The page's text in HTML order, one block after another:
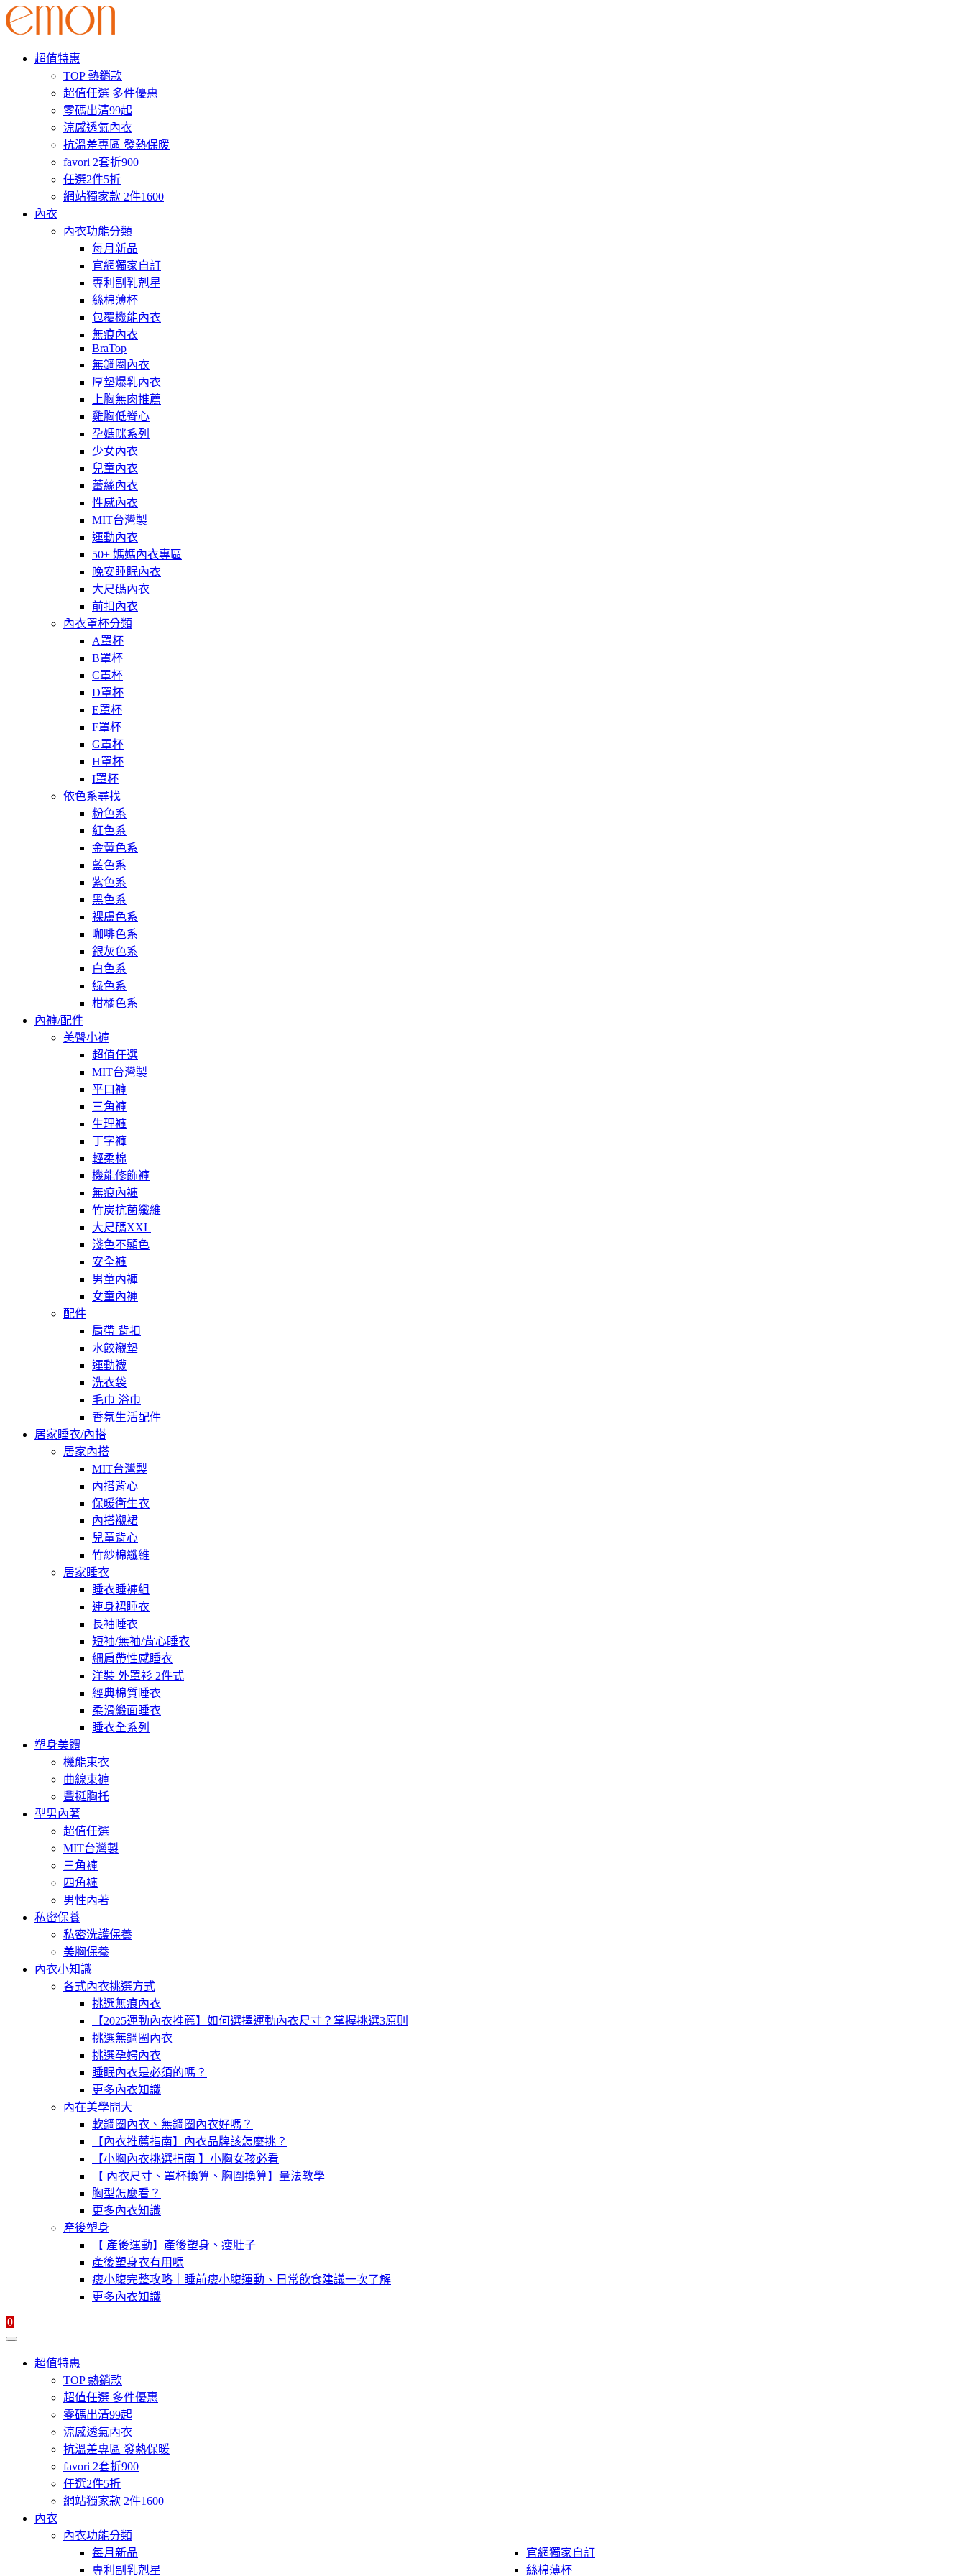
超值特惠
TOP 熱銷款
超值任選 多件優惠
零碼出清99起
涼感透氣內衣
抗溫差專區 發熱保暖
favori 2套折900
任選2件5折
網站獨家款 2件1600
內衣
內衣功能分類
每月新品
官網獨家自訂
專利副乳剋星
絲棉薄杯
包覆機能內衣
無痕內衣
BraTop
無鋼圈內衣
厚墊爆乳內衣
上胸無肉推薦
雞胸低脊心
孕媽咪系列
少女內衣
兒童內衣
蕾絲內衣
性感內衣
MIT台灣製
運動內衣
50+ 媽媽內衣專區
晚安睡眠內衣
大尺碼內衣
前扣內衣
內衣罩杯分類
A罩杯
B罩杯
C罩杯
D罩杯
E罩杯
F罩杯
G罩杯
H罩杯
I罩杯
依色系尋找
粉色系
紅色系
金黃色系
藍色系
紫色系
黑色系
裸膚色系
咖啡色系
銀灰色系
白色系
綠色系
柑橘色系
內褲/配件
美臀小褲
超值任選
MIT台灣製
平口褲
三角褲
生理褲
丁字褲
輕柔棉
機能修飾褲
無痕內褲
竹炭抗菌纖維
大尺碼XXL
淺色不顯色
安全褲
男童內褲
女童內褲
配件
肩帶 背扣
水餃襯墊
運動襪
洗衣袋
毛巾 浴巾
香氛生活配件
居家睡衣/內搭
居家內搭
MIT台灣製
內搭背心
保暖衛生衣
內搭襯裙
兒童背心
竹紗棉纖維
居家睡衣
睡衣睡褲組
連身裙睡衣
長袖睡衣
短袖/無袖/背心睡衣
細肩帶性感睡衣
洋裝 外罩衫 2件式
經典棉質睡衣
柔滑緞面睡衣
睡衣全系列
塑身美體
機能束衣
曲線束褲
豐挺胸托
型男內著
超值任選
MIT台灣製
三角褲
四角褲
男性內著
私密保養
私密洗護保養
美胸保養
內衣小知識
各式內衣挑選方式
挑選無痕內衣
【2025運動內衣推薦】如何選擇運動內衣尺寸？掌握挑選3原則
挑選無鋼圈內衣
挑選孕婦內衣
睡眠內衣是必須的嗎？
更多內衣知識
內在美學問大
軟鋼圈內衣、無鋼圈內衣好嗎？
【內衣推薦指南】內衣品牌該怎麼挑？
【小胸內衣挑選指南 】小胸女孩必看
【 內衣尺寸、罩杯換算、胸圍換算】量法教學
胸型怎麼看？
更多內衣知識
產後塑身
【 產後運動】產後塑身、瘦肚子
產後塑身衣有用嗎
瘦小腹完整攻略｜睡前瘦小腹運動、日常飲食建議一次了解
更多內衣知識
0
超值特惠
TOP 熱銷款
超值任選 多件優惠
零碼出清99起
涼感透氣內衣
抗溫差專區 發熱保暖
favori 2套折900
任選2件5折
網站獨家款 2件1600
內衣
內衣功能分類
每月新品
官網獨家自訂
專利副乳剋星
絲棉薄杯